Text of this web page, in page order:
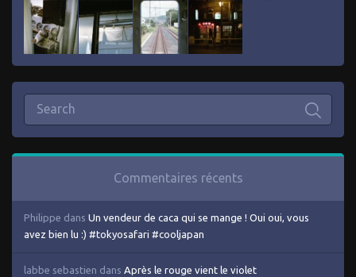
Commentaires récents
Philippe dans Un vendeur de caca qui se mange ! Oui oui, vous
avez bien lu :) #tokyosafari #cooljapan
labbe sebastien dans Après le rouge vient le violet